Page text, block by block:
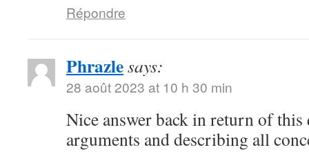
Répondre
Phrazlesays:
28 août 2023 at 10 h 30 min
Nice answer back in return of
arguments and describing all